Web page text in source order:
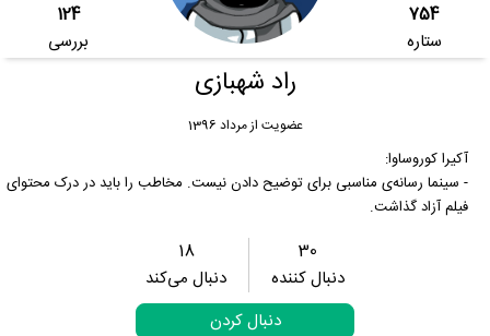
754
ستاره
124
بررسی
راد شهبازی
عضویت از مرداد 1396
آکیرا کوروساوا:
- سینما رسانه‌ی مناسبی برای توضیح دادن نیست. مخاطب را باید در درک محتوای
فیلم آزاد گذاشت.
30
دنبال کننده
18
دنبال می‌کند
دنبال کردن